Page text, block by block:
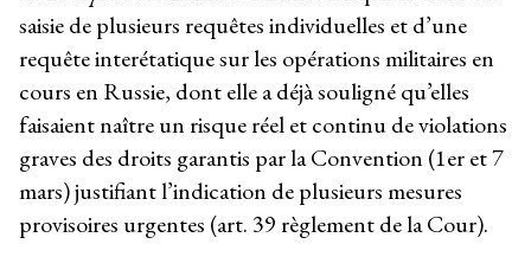
saisie de plusieurs requêtes individuelles et d’une
requête interétatique sur les opérations militaires en
cours en Russie, dont elle a déjà souligné qu’elles
faisaient naître un risque réel et continu de violations
graves des droits garantis par la Convention (1eret 7
mars) justifiant l’indication de plusieurs mesures
provisoires urgentes (art. 39 règlement de la Cour).